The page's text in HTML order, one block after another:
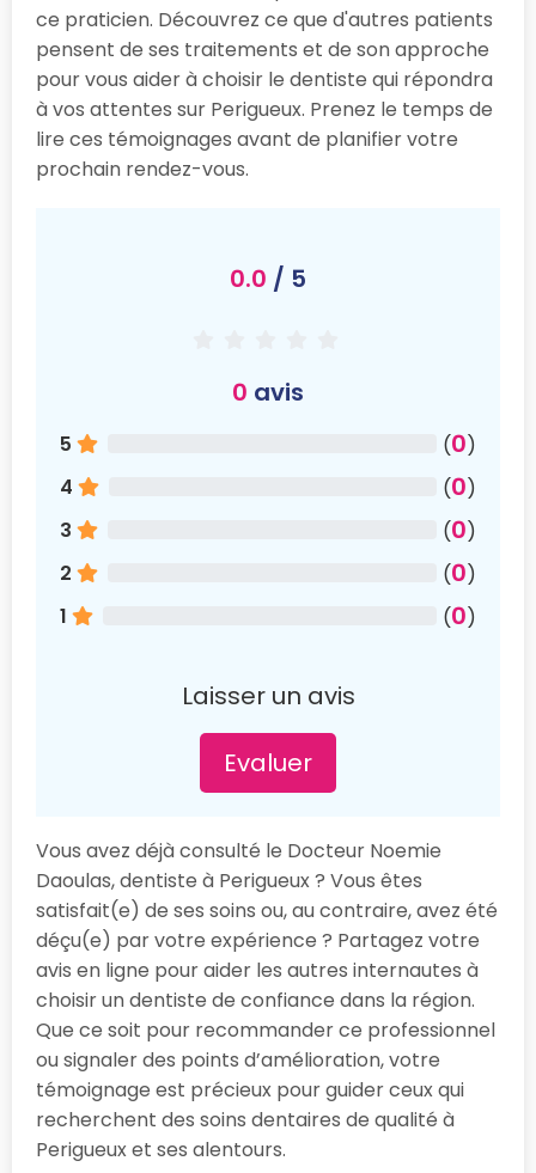
ce praticien. Découvrez ce que d'autres patients
pensent de ses traitements et de son approche
pour vous aider à choisir le dentiste qui répondra
à vos attentes sur Perigueux. Prenez le temps de
lire ces témoignages avant de planifier votre
prochain rendez-vous.
0.0 / 5
0 avis
5 (0)
4
(0)
3
(0)
2
(0)
1
(0)
Laisser un avis
Evaluer
Vous avez déjà consulté le Docteur Noemie
Daoulas, dentiste à Perigueux ? Vous êtes
satisfait(e) de ses soins ou, au contraire, avez été
déçu(e) par votre expérience ? Partagez votre
avis en ligne pour aider les autres internautes à
choisir un dentiste de confiance dans la région.
Que ce soit pour recommander ce professionnel
ou signaler des points d’amélioration, votre
témoignage est précieux pour guider ceux qui
recherchent des soins dentaires de qualité à
Perigueux et ses alentours.